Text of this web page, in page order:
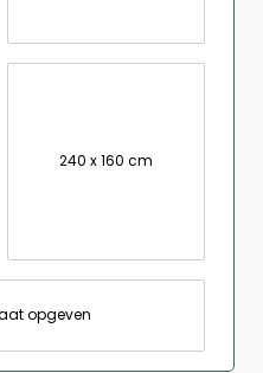
240 x 160 cm
opgeven